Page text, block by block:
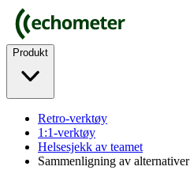
Produkt
Retro-verktøy
1:1-verktøy
Helsesjekk av teamet
Sammenligning av alternativer